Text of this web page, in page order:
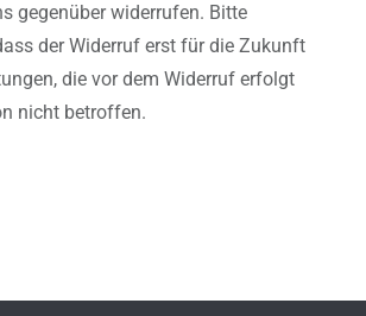
gegenüber widerrufen. Bitte
der Widerruf erst für die Zukunft
die vor dem Widerruf erfolgt
nicht betroffen.